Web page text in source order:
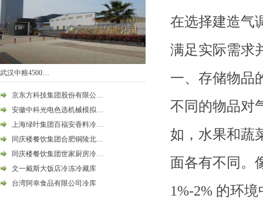
武汉中粮4500…
京东方科技集团股份有限公…
安徽中科光电色选机械模拟…
上海绿叶集团百福安香料冷…
同庆楼餐饮集团合肥铜陵北…
同庆楼餐饮集团世家厨房冷…
文一戴斯大饭店冷冻冷藏库
台湾阿幸食品有限公司冷库
在选择建造气
满足实际需求
一、 存储物品
不同的物品对
如，水果和蔬
面各有不同。
1%-2% 的环